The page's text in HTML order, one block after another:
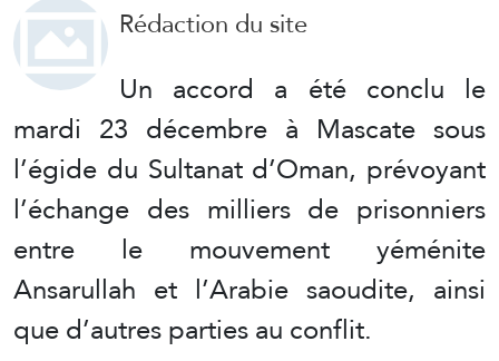
Rédaction du site
Un accord a été conclu le
mardi 23 décembre à Mascate sous
l’égide du Sultanat d’Oman, prévoyant
l’échange des milliers de prisonniers
entre le mouvement yéménite
Ansarullah et l’Arabie saoudite, ainsi
que d’autres parties au conflit.